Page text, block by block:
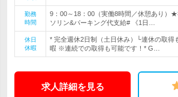
勤務
時間
9：00～18：00（実働8時間／休憩あり）
ソリン&パーキング代支給# 《1日…
休日
休暇
* 完全週休2日制（土日休み）└連休の取得
暇 ※連続での取得も可能です！* G…
求人詳細を見る